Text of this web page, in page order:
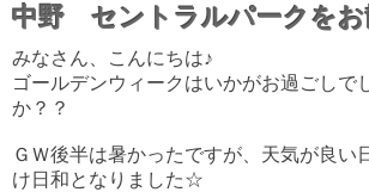
中野 セントラルパークをお
みなさん、こんにちは♪
ゴールデンウィークはいかがお過ごしで
か？？
ＧＷ後半は暑かったですが、天気が良い
け日和となりました☆